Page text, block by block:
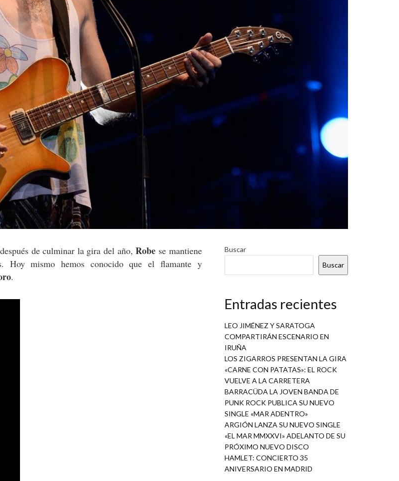
de culminar la gira del año,Robe se mantiene
Hoy mismo hemos conocido que el flamante y
.
Buscar
Buscar
Entradas recientes
LEO JIMÉNEZ Y SARATOGA
COMPARTIRÁN ESCENARIO EN
IRUÑA
LOS ZIGARROS PRESENTAN LA GIRA
«CARNE CON PATATAS»: EL ROCK
VUELVE A LA CARRETERA
BARRACÜDA LA JOVEN BANDA DE
PUNK ROCK PUBLICA SU NUEVO
SINGLE «MAR ADENTRO»
ARGIÓN LANZA SU NUEVO SINGLE
«EL MAR MMXXVI» ADELANTO DE SU
PRÓXIMO NUEVO DISCO
HAMLET: CONCIERTO 35
ANIVERSARIO EN MADRID